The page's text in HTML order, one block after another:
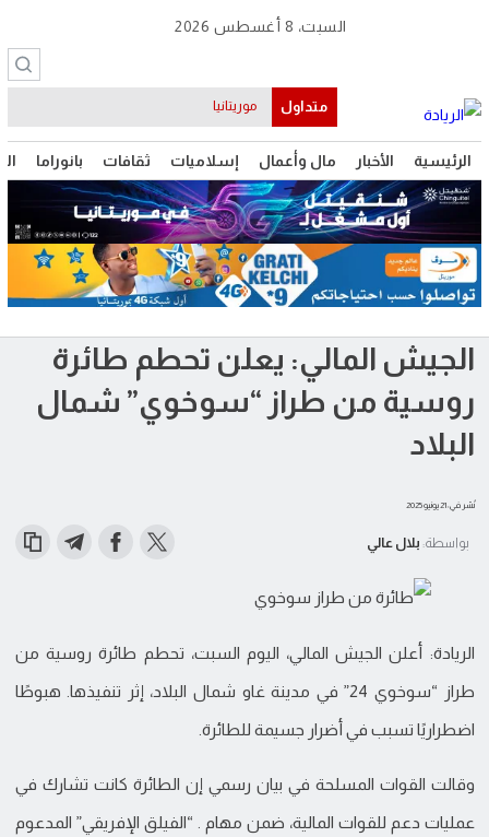
الرئيسية الأخبار مال وأعمال إسلاميات ثقافات بانوراما
السبت، 8 أغسطس 2026
متداول موريتانيا
الجيش المالي: يعلن تحطم طائرة
روسية من طراز “سوخوي” شمال
البلاد
نُشر في: 21 يونيو 2025
بواسطة: بلال عالي
الريادة: أعلن الجيش المالي، اليوم السبت، تحطم طائرة روسية من
طراز “سوخوي 24” في مدينة غاو شمال البلاد، إثر تنفيذها. هبوطًا
اضطراريًا تسبب في أضرار جسيمة للطائرة.
وقالت القوات المسلحة في بيان رسمي إن الطائرة كانت تشارك في
عمليات دعم للقوات المالية، ضمن مهام . “الفيلق الإفريقي” المدعوم